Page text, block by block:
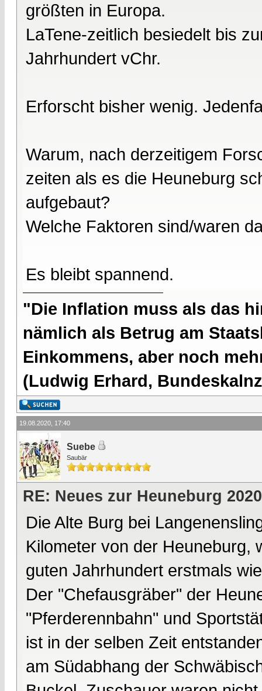
größten in Europa.
LaTene-zeitlich besiedelt bis
Jahrhundert vChr.
Erforscht bisher wenig.
Warum, nach derzeitigem
zeiten als es die Heuneburg
aufgebaut?
Welche Faktoren sind/waren
Es bleibt spannend.
"Die Inflation muss als das
nämlich als Betrug am
Einkommens, aber noch
(Ludwig Erhard,
19.08.2020, 17:40
Suebe
Saubär
RE: Neues zur Heuneburg 2020
Die Alte Burg bei
Kilometer von der Heuneburg,
guten Jahrhundert erstmals
Der "Chefausgräber" der
"Pferderennbahn" und
ist in der selben Zeit
am Südabhang der